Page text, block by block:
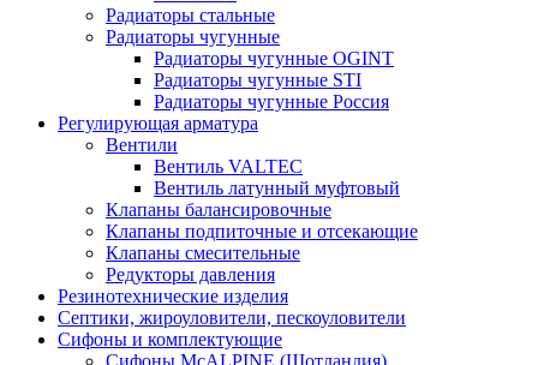
Радиаторы стальные
Радиаторы чугунные
Радиаторы чугунные OGINT
Радиаторы чугунные STI
Радиаторы чугунные Россия
Регулирующая арматура
Вентили
Вентиль VALTEC
Вентиль латунный муфтовый
Клапаны балансировочные
Клапаны подпиточные и отсекающие
Клапаны смесительные
Редукторы давления
Резинотехнические изделия
Септики, жироуловители, пескоуловители
Сифоны и комплектующие
Сифоны McALPINE (Шотландия)